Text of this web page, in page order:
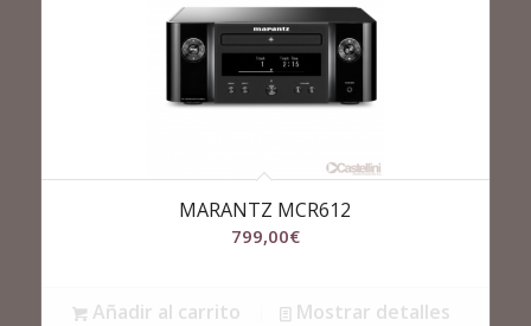
MARANTZ MCR612
799,00€
Añadir al carrito Mostrar detalles